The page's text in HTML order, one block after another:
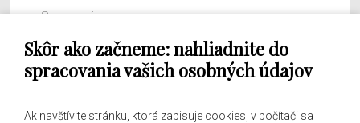
Skôr ako začneme: nahliadnite do
spracovania vašich osobných údajov
Ak navštívite stránku, ktorá zapisuje cookies, v počítači sa
Samospráva
Obecný úrad